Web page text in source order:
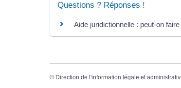
Questions ? Réponses !
Aide juridictionnelle : peut-on
© Direction de l'information légale et